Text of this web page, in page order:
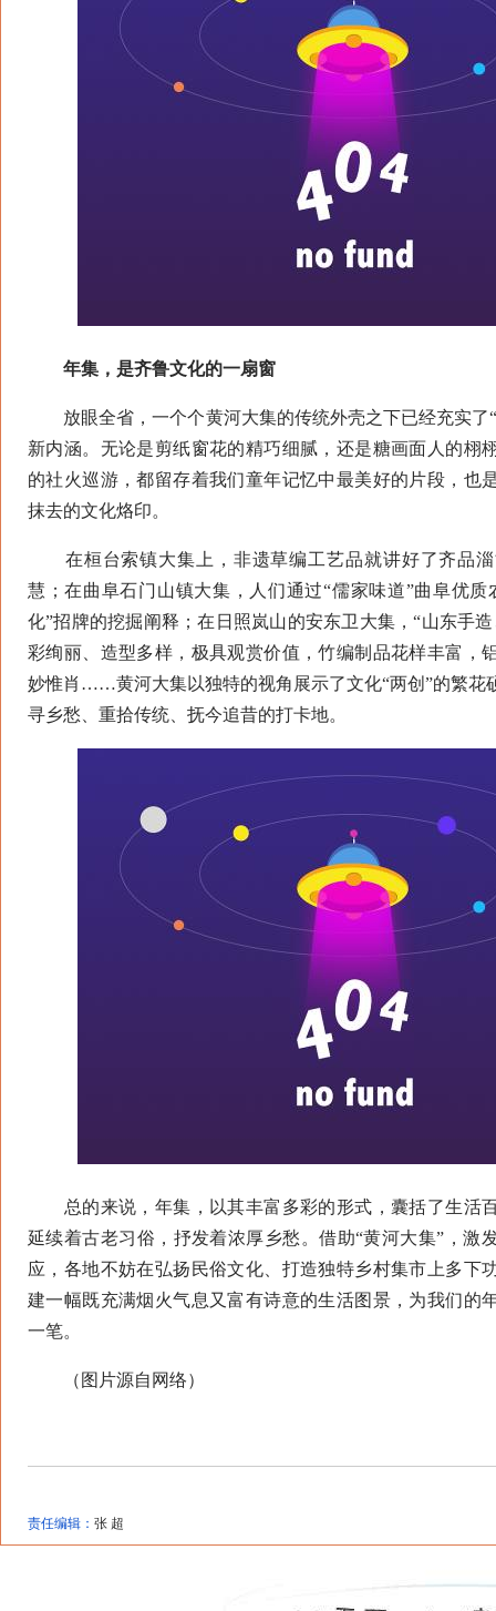
年集，是齐鲁文化的一扇窗
放眼全省，一个个黄河大集的传统外壳之下已经充实了“
新内涵。无论是剪纸窗花的精巧细腻，还是糖画面人的栩
的社火巡游，都留存着我们童年记忆中最美好的片段，也
抹去的文化烙印。
在桓台索镇大集上，非遗草编工艺品就讲好了齐品淄
慧；在曲阜石门山镇大集，人们通过“儒家味道”曲阜优质
化”招牌的挖掘阐释；在日照岚山的安东卫大集，“山东手
彩绚丽、造型多样，极具观赏价值，竹编制品花样丰富，
妙惟肖……黄河大集以独特的视角展示了文化“两创”的繁花
寻乡愁、重拾传统、抚今追昔的打卡地。
总的来说，年集，以其丰富多彩的形式，囊括了生活
延续着古老习俗，抒发着浓厚乡愁。借助“黄河大集”，激
应，各地不妨在弘扬民俗文化、打造独特乡村集市上多下
建一幅既充满烟火气息又富有诗意的生活图景，为我们的
一笔。
（图片源自网络）
责任编辑： 张 超